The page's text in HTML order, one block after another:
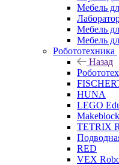
Мебель
Мебель
Мебель
Робототехника
Назад
HUNA
LEGO
Makeblock
TETRIX
RED
VEX